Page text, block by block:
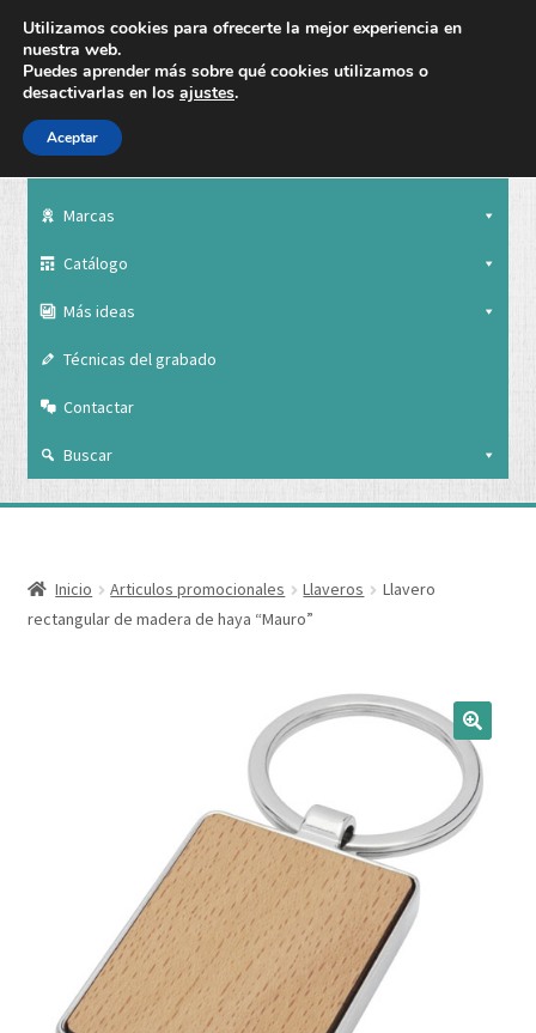
Marcas
Catálogo
Más ideas
Técnicas del grabado
Contactar
Buscar
Nuestra empresa
Catálogo
hijo
Inicio Articulos promocionales Llaveros
Llavero
rectangular de madera de haya “Mauro”
Utilizamos cookies para ofrecerte la mejor experiencia en
nuestra web.
Puedes aprender más sobre qué cookies utilizamos o
desactivarlas en los ajustes.
Aceptar